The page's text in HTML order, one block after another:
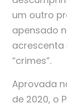
um outro
apensado
acrescenta
“crimes”.
Aprovada
de 2020, o